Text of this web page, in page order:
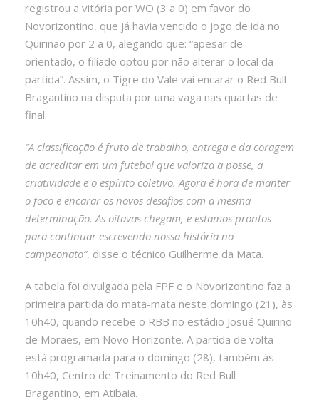
registrou a vitória por WO (3 a 0) em favor do
Novorizontino, que já havia vencido o jogo de ida no
Quirinão por 2 a 0, alegando que: “apesar de
orientado, o filiado optou por não alterar o local da
partida”. Assim, o Tigre do Vale vai encarar o Red Bull
Bragantino na disputa por uma vaga nas quartas de
final.
“A classificação é fruto de trabalho, entrega e da coragem
de acreditar em um futebol que valoriza a posse, a
criatividade e o espírito coletivo. Agora é hora de manter
o foco e encarar os novos desafios com a mesma
determinação. As oitavas chegam, e estamos prontos
para continuar escrevendo nossa história no
campeonato”, disse o técnico Guilherme da Mata.
A tabela foi divulgada pela FPF e o Novorizontino faz a
primeira partida do mata-mata neste domingo (21), às
10h40, quando recebe o RBB no estádio Josué Quirino
de Moraes, em Novo Horizonte. A partida de volta
está programada para o domingo (28), também às
10h40, Centro de Treinamento do Red Bull
Bragantino, em Atibaia.